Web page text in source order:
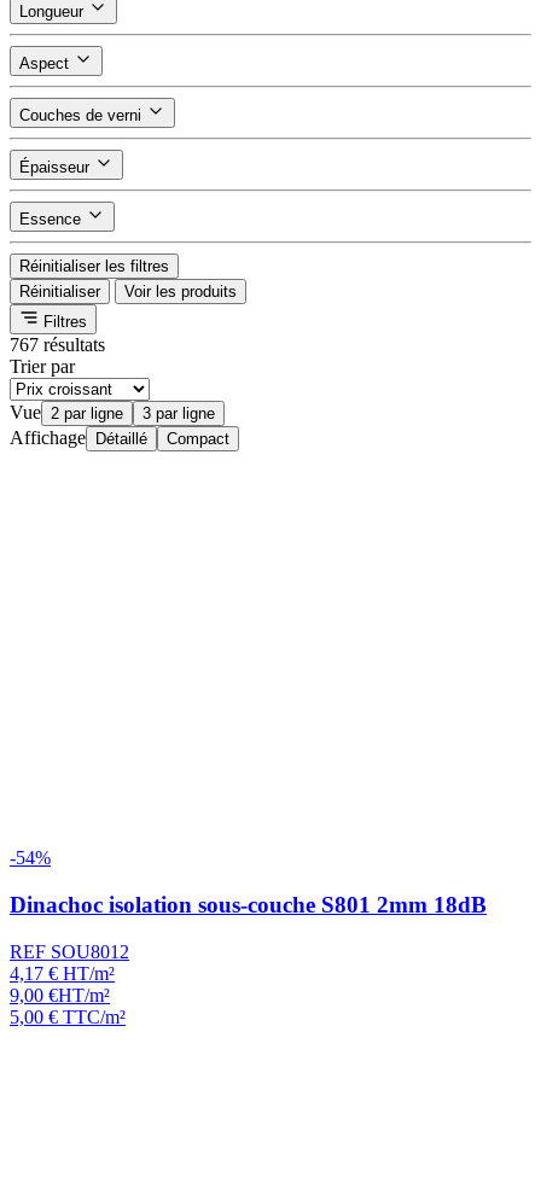
Longueur
Aspect
Couches de verni
Épaisseur
Essence
Réinitialiser les filtres
Réinitialiser
Voir les produits
Filtres
767 résultats
Trier par
Vue 2 par ligne 3 par ligne
Affichage Détaillé Compact
-54%
Dinachoc isolation sous-couche S801 2mm 18dB
REF SOU8012
4,17 € HT/m²
9,00 €HT/m²
5,00 € TTC/m²